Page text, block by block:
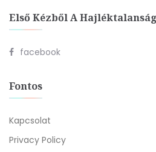
Első Kézből A
facebook
Fontos
Kapcsolat
Privacy Policy